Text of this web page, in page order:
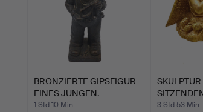
BRONZIERTE GIPSFIGUR
EINES JUNGEN.
1 Std 10 Min
VIOLIN…
3 Std 53 Min